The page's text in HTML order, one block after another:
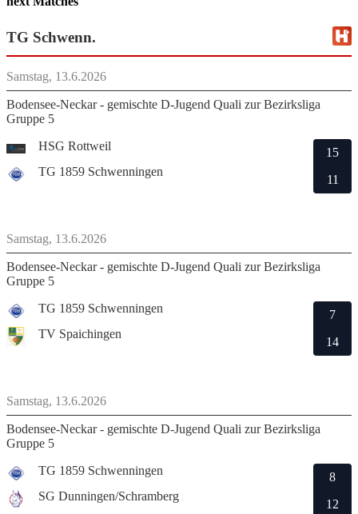
TG Schwenn.
Samstag, 13.6.2026
Bodensee-Neckar - gemischte D-Jugend Quali zur Bezirksliga
Gruppe 5
HSG Rottweil
TG 1859 Schwenningen
15
11
Samstag, 13.6.2026
Bodensee-Neckar - gemischte D-Jugend Quali zur Bezirksliga
Gruppe 5
TG 1859 Schwenningen
TV Spaichingen
7
14
Samstag, 13.6.2026
Bodensee-Neckar - gemischte D-Jugend Quali zur Bezirksliga
Gruppe 5
TG 1859 Schwenningen
SG Dunningen/Schramberg
8
12